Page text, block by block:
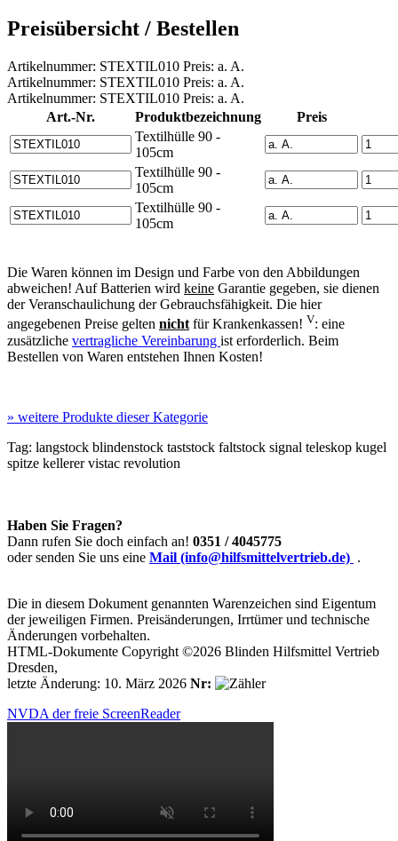
Preisübersicht / Bestellen
Artikelnummer: STEXTIL010 Preis: a. A.
Artikelnummer: STEXTIL010 Preis: a. A.
Artikelnummer: STEXTIL010 Preis: a. A.
Art.-Nr.
Produktbezeichnung
Preis
Textilhülle 90 -
105cm
Textilhülle 90 -
105cm
Textilhülle 90 -
105cm
Die Waren können im Design und Farbe von den Abbildungen
abweichen! Auf Batterien wird keine Garantie gegeben, sie dienen
der Veranschaulichung der Gebrauchsfähigkeit. Die hier
angegebenen Preise gelten nichtfür Krankenkassen! V: eine
zusätzliche vertragliche Vereinbarung ist erforderlich. Beim
Bestellen von Waren entstehen Ihnen Kosten!
» weitere Produkte dieser Kategorie
Tag: langstock blindenstock taststock faltstock signal teleskop kugel
spitze kellerervistac revolution
Haben Sie Fragen?
Dann rufen Sie doch einfach an! 0351 / 4045775
oder senden Sie uns eine Mail (info@hilfsmittelvertrieb.de) .
Die in diesem Dokument genannten Warenzeichen sind Eigentum
der jeweiligen Firmen. Preisänderungen, Irrtümer und technische
Änderungen vorbehalten.
HTML-Dokumente Copyright ©2026 Blinden Hilfsmittel Vertrieb
Dresden,
letzte Änderung: 10. März 2026 Nr:
NVDA der freie ScreenReader